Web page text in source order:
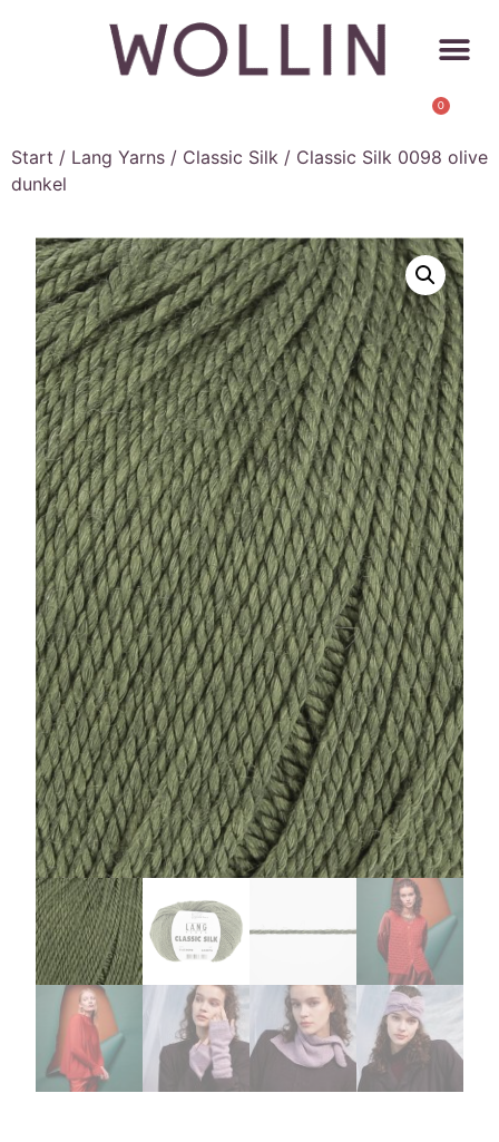
0
Start / Lang Yarns / Classic Silk / Classic Silk 0098 olive
dunkel